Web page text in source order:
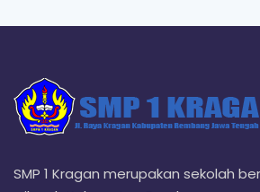
SMP 1 Kragan merupakan sekolah